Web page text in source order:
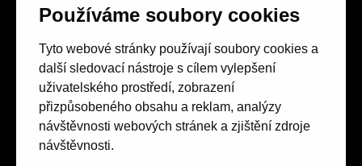
Používáme soubory cookies
Tyto webové stránky používají soubory cookies a
další sledovací nástroje s cílem vylepšení
uživatelského prostředí, zobrazení
přizpůsobeného obsahu a reklam, analýzy
návštěvnosti webových stránek a zjištění zdroje
návštěvnosti.
Obchodní podmínky
Spolek přátel vydávání